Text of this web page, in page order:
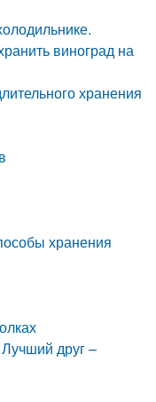
виноград на
хранения
хранения
друг –